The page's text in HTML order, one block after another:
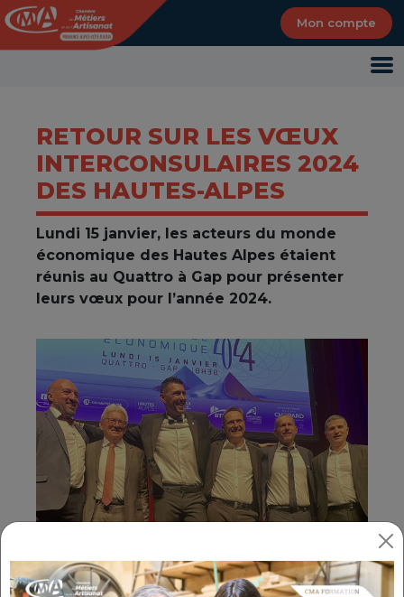
Mon compte
RETOUR SUR LES VŒUX
INTERCONSULAIRES 2024
DES HAUTES-ALPES
Lundi 15 janvier, les acteurs du monde
économique des Hautes Alpes étaient
réunis au Quattro à Gap pour présenter
leurs vœux pour l’année 2024.
Panneau de gestion des cookies